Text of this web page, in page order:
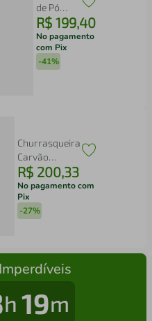
de Pó
Vertical
com Fio
Electrolux
1500W 2
R$ 199,40
No pagamento
com Pix
-41%
Churrasqueira
Carvão
Califórnia
Com Rodinha
Portátil Mor
R$ 200,33
No pagamento com
Pix
-27%
h 19m